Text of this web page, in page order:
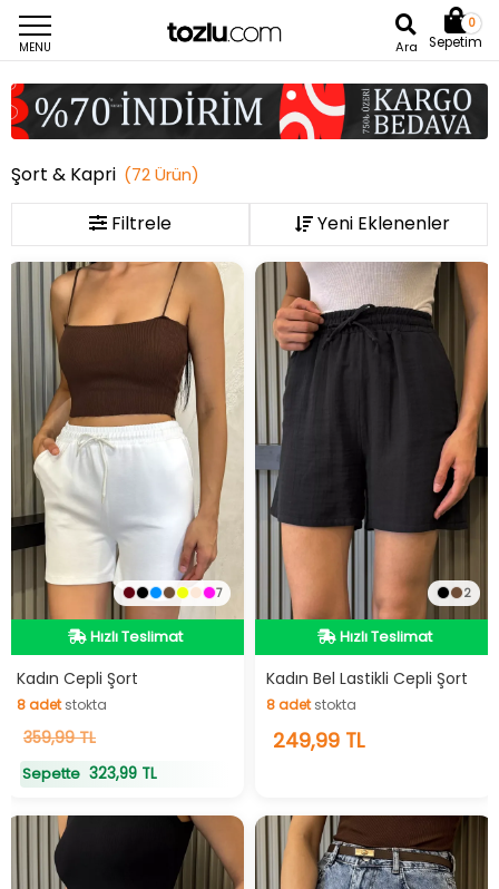
MENU Ara
0
Sepetim
Şort & Kapri (72Ürün)
Filtrele
7
Hızlı Teslimat
Hızlı Teslimat
Kadın Cepli Şort
8adetstokta
8adetstokta
359,99 TL
Sepette 323,99 TL
2
Hızlı Teslimat
Hızlı Teslimat
Kadın Bel Lastikli Cepli Şort
8adetstokta
8adet stokta
249,99 TL